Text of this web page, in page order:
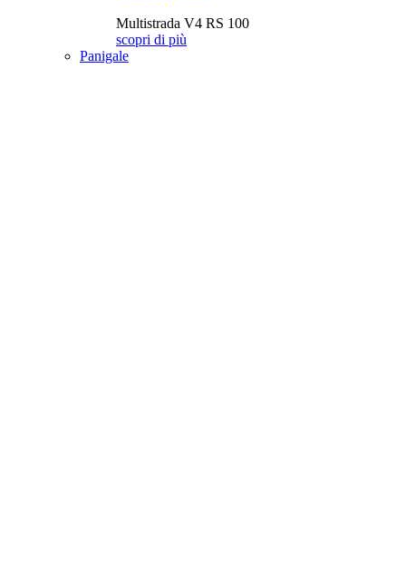
Multistrada V4 RS 100
scopri di più
Panigale